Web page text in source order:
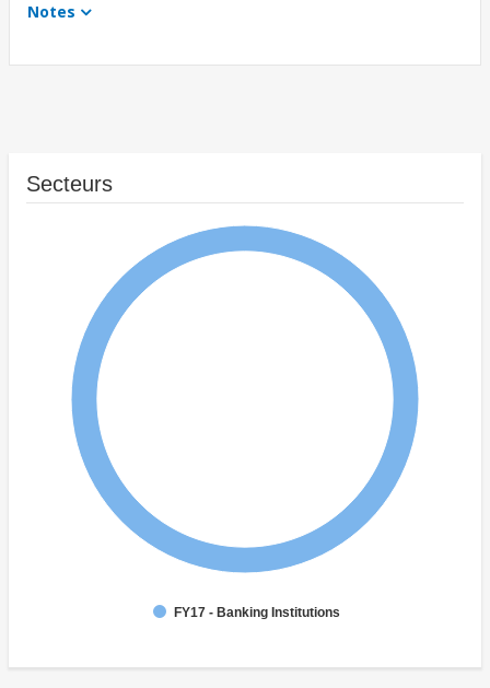
Notes
Secteurs
FY17 - Banking Institutions